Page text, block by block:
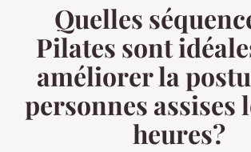
Quelles
Pilates sont
améliorer la
personnes assises
heures?